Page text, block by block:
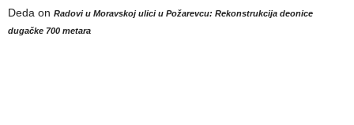
Deda on Radovi u Moravskoj ulici u Požarevcu: Rekonstrukcija deonice
dugačke 700 metara